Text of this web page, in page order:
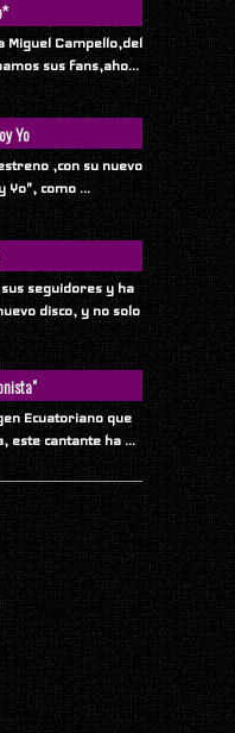
Campello,del
sus fans,aho...
Yo
,con su nuevo
Yo", como ...
seguidores y ha
disco, y no solo
Ecuatoriano que
este cantante ha ...